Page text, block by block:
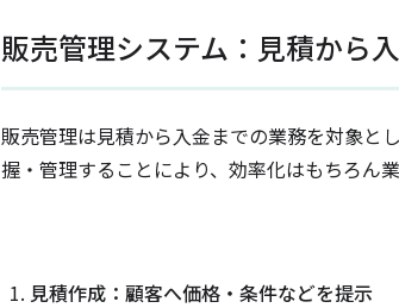
販売管理システム：見積から
販売管理は見積から入金までの業務を対象と
握・管理することにより、効率化はもちろん
見積作成：顧客へ価格・条件などを提示